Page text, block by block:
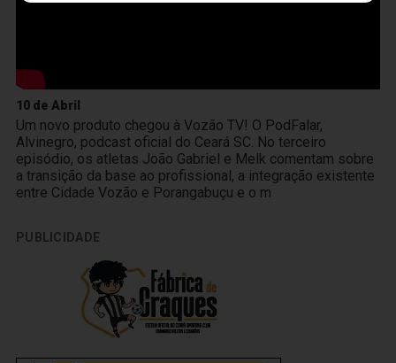
10 de Abril
Um novo produto chegou à Vozão TV! O PodFalar,
Alvinegro, podcast oficial do Ceará SC. No terceiro
episódio, os atletas João Gabriel e Melk comentam sobre
a transição da base ao profissional, a integração existente
entre Cidade Vozão e Porangabuçu e o m
PUBLICIDADE